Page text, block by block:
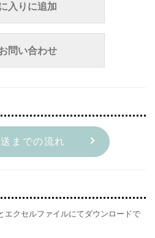
入りに追加
問い合わせ
までの流れ
エクセルファイルにてダウンロードで